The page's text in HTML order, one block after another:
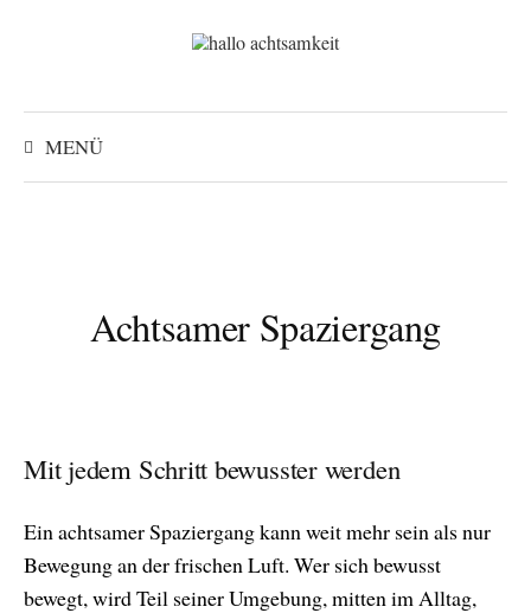
MENÜ
Suchen
Achtsamer Spaziergang
Mit jedem Schritt bewusster werden
Ein achtsamer Spaziergang kann weit mehr sein als nur
Bewegung an der frischen Luft. Wer sich bewusst
bewegt, wird Teil seiner Umgebung, mitten im Alltag,